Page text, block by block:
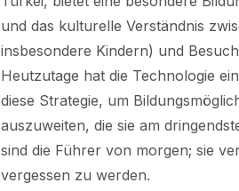
und das kulturelle Verständnis
insbesondere Kindern) und
Heutzutage hat die Technologie
diese Strategie, um
auszuweiten, die sie am
sind die Führer von morgen; sie
vergessen zu werden.